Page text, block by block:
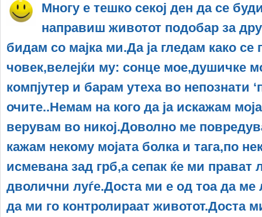
Многу е тешко секој ден да се
направиш животот подобар за
бидам со мајка ми.Да ја гледам како се
човек,велејќи му: сонце мое,душичке
компјутер и барам утеха во непознати
очите..Немам на кого да ја искажам
верувам во никој.Доволно ме
кажам некому мојата болка и тага,по
исмевана зад грб,а сепак ќе ми прават
дволични луѓе.Доста ми е од тоа да ме
да ми го контролираат животот.Доста